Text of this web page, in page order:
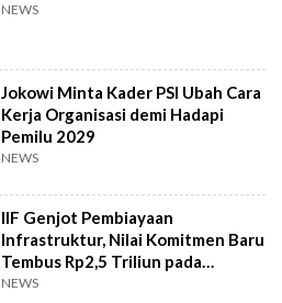
NEWS
Jokowi Minta Kader PSI Ubah Cara
Kerja Organisasi demi Hadapi
Pemilu 2029
NEWS
IIF Genjot Pembiayaan
Infrastruktur, Nilai Komitmen Baru
Tembus Rp2,5 Triliun pada
Semester I 2026
NEWS